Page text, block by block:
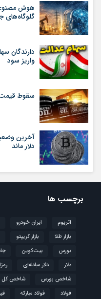
هوش
گلوگاه‌های
دارندگان
واریز سود
سقوط قیمت
دلار ماند
برچسب ها
اتریوم ایران خودرو
بازار طلا
بازار کریپتو
بورس
بیت‌کوین
دلار
دلار مبادله‌ای
شاخص بورس
شاخص کل
فولاد
فولاد مبارکه